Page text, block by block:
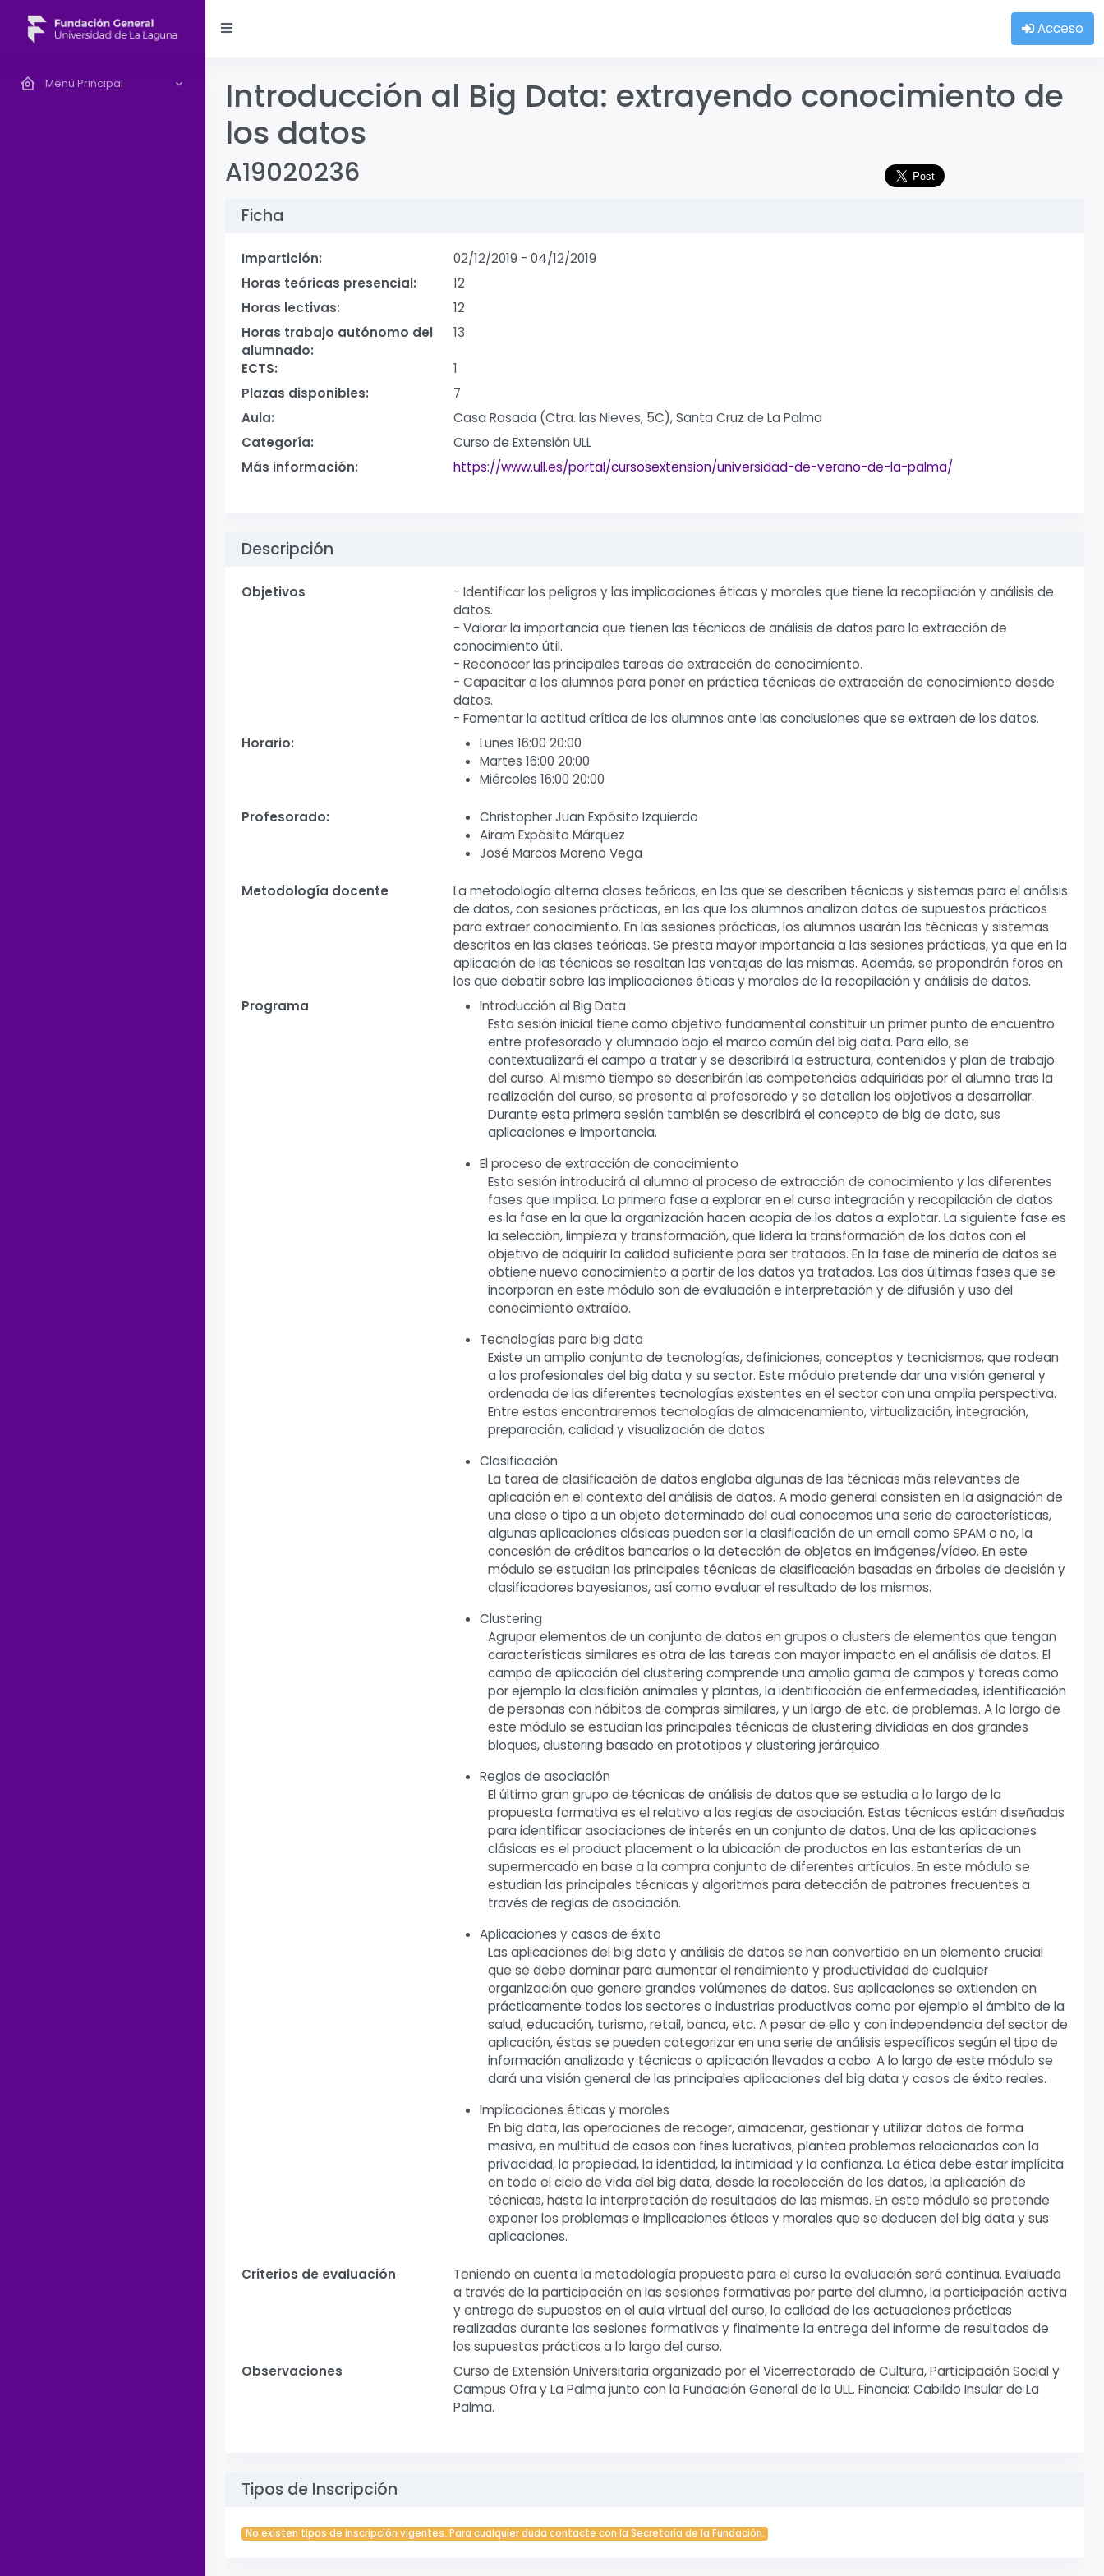
Acceso
Menú Principal
Introducción al Big Data: extrayendo conocimiento de
los datos
A19020236
Ficha
Impartición: 02/12/2019 - 04/12/2019
Horas teóricas presencial:
12
Horas lectivas:
12
Horas trabajo autónomo del
alumnado:
13
ECTS:
1
Plazas disponibles:
7
Aula:
Casa Rosada (Ctra. las Nieves, 5C), Santa Cruz de La Palma
Categoría:
Curso de Extensión ULL
Más información:
https://www.ull.es/portal/cursosextension/universidad-de-verano-de-la-palma/
Descripción
Objetivos
- Identificar los peligros y las implicaciones éticas y morales que tiene la recopilación y análisis de
datos.
- Valorar la importancia que tienen las técnicas de análisis de datos para la extracción de
conocimiento útil.
- Reconocer las principales tareas de extracción de conocimiento.
- Capacitar a los alumnos para poner en práctica técnicas de extracción de conocimiento desde
datos.
- Fomentar la actitud crítica de los alumnos ante las conclusiones que se extraen de los datos.
Horario:
Lunes 16:00 20:00
Martes 16:00 20:00
Miércoles 16:00 20:00
Profesorado:
Christopher Juan Expósito Izquierdo
Airam Expósito Márquez
José Marcos Moreno Vega
Metodología docente
La metodología alterna clases teóricas, en las que se describen técnicas y sistemas para el análisis
de datos, con sesiones prácticas, en las que los alumnos analizan datos de supuestos prácticos
para extraer conocimiento. En las sesiones prácticas, los alumnos usarán las técnicas y sistemas
descritos en las clases teóricas. Se presta mayor importancia a las sesiones prácticas, ya que en la
aplicación de las técnicas se resaltan las ventajas de las mismas. Además, se propondrán foros en
los que debatir sobre las implicaciones éticas y morales de la recopilación y análisis de datos.
Programa
Introducción al Big Data
Esta sesión inicial tiene como objetivo fundamental constituir un primer punto de encuentro
entre profesorado y alumnado bajo el marco común del big data. Para ello, se
contextualizará el campo a tratar y se describirá la estructura, contenidos y plan de trabajo
del curso. Al mismo tiempo se describirán las competencias adquiridas por el alumno tras la
realización del curso, se presenta al profesorado y se detallan los objetivos a desarrollar.
Durante esta primera sesión también se describirá el concepto de big de data, sus
aplicaciones e importancia.
El proceso de extracción de conocimiento
Esta sesión introducirá al alumno al proceso de extracción de conocimiento y las diferentes
fases que implica. La primera fase a explorar en el curso integración y recopilación de datos
es la fase en la que la organización hacen acopia de los datos a explotar. La siguiente fase es
la selección, limpieza y transformación, que lidera la transformación de los datos con el
objetivo de adquirir la calidad suficiente para ser tratados. En la fase de minería de datos se
obtiene nuevo conocimiento a partir de los datos ya tratados. Las dos últimas fases que se
incorporan en este módulo son de evaluación e interpretación y de difusión y uso del
conocimiento extraído.
Tecnologías para big data
Existe un amplio conjunto de tecnologías, definiciones, conceptos y tecnicismos, que rodean
a los profesionales del big data y su sector. Este módulo pretende dar una visión general y
ordenada de las diferentes tecnologías existentes en el sector con una amplia perspectiva.
Entre estas encontraremos tecnologías de almacenamiento, virtualización, integración,
preparación, calidad y visualización de datos.
Clasificación
La tarea de clasificación de datos engloba algunas de las técnicas más relevantes de
aplicación en el contexto del análisis de datos. A modo general consisten en la asignación de
una clase o tipo a un objeto determinado del cual conocemos una serie de características,
algunas aplicaciones clásicas pueden ser la clasificación de un email como SPAM o no, la
concesión de créditos bancarios o la detección de objetos en imágenes/vídeo. En este
módulo se estudian las principales técnicas de clasificación basadas en árboles de decisión y
clasificadores bayesianos, así como evaluar el resultado de los mismos.
Clustering
Agrupar elementos de un conjunto de datos en grupos o clusters de elementos que tengan
características similares es otra de las tareas con mayor impacto en el análisis de datos. El
campo de aplicación del clustering comprende una amplia gama de campos y tareas como
por ejemplo la clasifición animales y plantas, la identificación de enfermedades, identificación
de personas con hábitos de compras similares, y un largo de etc. de problemas. A lo largo de
este módulo se estudian las principales técnicas de clustering divididas en dos grandes
bloques, clustering basado en prototipos y clustering jerárquico.
Reglas de asociación
El último gran grupo de técnicas de análisis de datos que se estudia a lo largo de la
propuesta formativa es el relativo a las reglas de asociación. Estas técnicas están diseñadas
para identificar asociaciones de interés en un conjunto de datos. Una de las aplicaciones
clásicas es el product placement o la ubicación de productos en las estanterías de un
supermercado en base a la compra conjunto de diferentes artículos. En este módulo se
estudian las principales técnicas y algoritmos para detección de patrones frecuentes a
través de reglas de asociación.
Aplicaciones y casos de éxito
Las aplicaciones del big data y análisis de datos se han convertido en un elemento crucial
que se debe dominar para aumentar el rendimiento y productividad de cualquier
organización que genere grandes volúmenes de datos. Sus aplicaciones se extienden en
prácticamente todos los sectores o industrias productivas como por ejemplo el ámbito de la
salud, educación, turismo, retail, banca, etc. A pesar de ello y con independencia del sector de
aplicación, éstas se pueden categorizar en una serie de análisis específicos según el tipo de
información analizada y técnicas o aplicación llevadas a cabo. A lo largo de este módulo se
dará una visión general de las principales aplicaciones del big data y casos de éxito reales.
Implicaciones éticas y morales
En big data, las operaciones de recoger, almacenar, gestionar y utilizar datos de forma
masiva, en multitud de casos con fines lucrativos, plantea problemas relacionados con la
privacidad, la propiedad, la identidad, la intimidad y la confianza. La ética debe estar implícita
en todo el ciclo de vida del big data, desde la recolección de los datos, la aplicación de
técnicas, hasta la interpretación de resultados de las mismas. En este módulo se pretende
exponer los problemas e implicaciones éticas y morales que se deducen del big data y sus
aplicaciones.
Criterios de evaluación
Teniendo en cuenta la metodología propuesta para el curso la evaluación será continua. Evaluada
a través de la participación en las sesiones formativas por parte del alumno, la participación activa
y entrega de supuestos en el aula virtual del curso, la calidad de las actuaciones prácticas
realizadas durante las sesiones formativas y finalmente la entrega del informe de resultados de
los supuestos prácticos a lo largo del curso.
Observaciones
Curso de Extensión Universitaria organizado por el Vicerrectorado de Cultura, Participación Social y
Campus Ofra y La Palma junto con la Fundación General de la ULL. Financia: Cabildo Insular de La
Palma.
Tipos de Inscripción
No existen tipos de inscripción vigentes. Para cualquier duda contacte con la Secretaría de la Fundación.